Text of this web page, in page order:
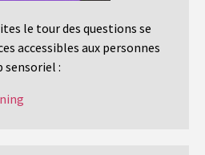
le tour des questions se
accessibles aux personnes
sensoriel :